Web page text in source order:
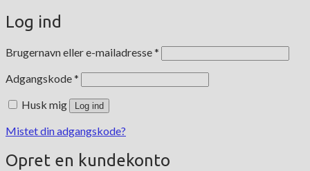
Log ind
Brugernavn eller e-mailadresse*
Adgangskode*
Husk mig Log ind
Mistet din adgangskode?
Opret en kundekonto